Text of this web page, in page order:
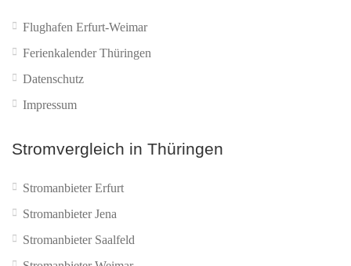
Flughafen Erfurt-Weimar
Ferienkalender Thüringen
Datenschutz
Impressum
Stromvergleich in Thüringen
Stromanbieter Erfurt
Stromanbieter Jena
Stromanbieter Saalfeld